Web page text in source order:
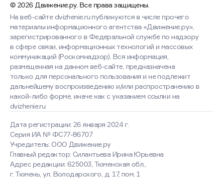
© 2026 Движение.ру. Все права защищены.
Дата регистрации: 26 января 2024 г.
Серия ИА № ФС77-86707
Учредитель: ООО Движение.ру
Главный редактор: Силантьева Ирина Юрьевна
Адрес редакции: 625003, Тюменская обл.,
г. Тюмень, ул. Володарского, д. 17, пом. 1
На веб-сайте dvizhenie.ru публикуются в числе прочего
материалы информационного агентства «Движение.ру»,
зарегистрированного в Федеральной службе по надзору
в сфере связи, информационных технологий и массовых
коммуникаций (Роскомнадзор). Вся информация,
размещенная на данном веб-сайте, предназначена
только для персонального пользования и не подлежит
дальнейшему воспроизведению и/или распространению в
какой-либо форме, иначе как с указанием ссылки на
dvizhenie.ru